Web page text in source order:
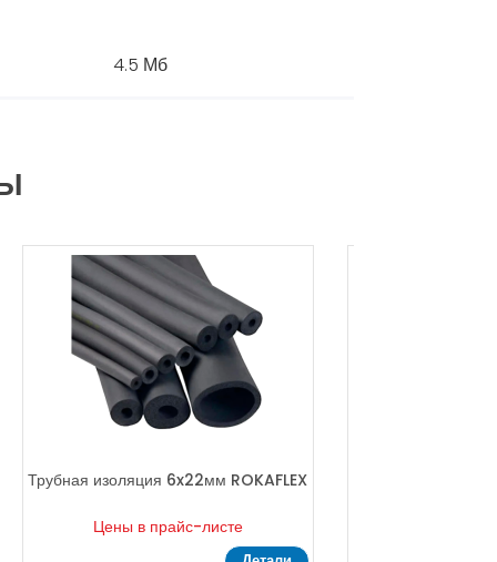
4.5 Мб
Трубная изоляция 6x22мм ROKAFLEX
Цены в прайс-листе